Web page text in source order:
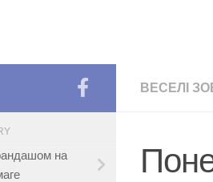
ВЕСЕЛІ
на